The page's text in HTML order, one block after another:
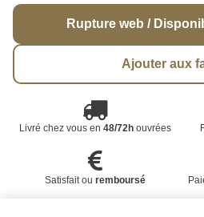
Rupture web /
Ajouter aux
Livré chez vous en 48/72houvrées
Satisfait ou remboursé